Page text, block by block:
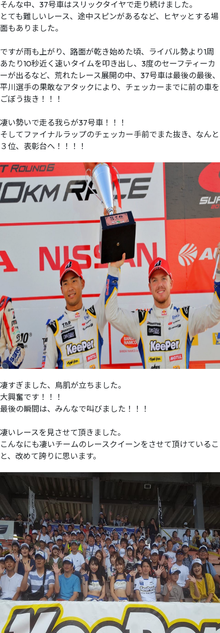
そんな中、37号車はスリックタイヤで走り続けました。
とても難しいレース、途中スピンがあるなど、ヒヤッとする場
面もありました。
ですが雨も上がり、路面が乾き始めた頃、ライバル勢より1周
あたり10秒近く速いタイムを叩き出し、3度のセーフティーカ
ーが出るなど、荒れたレース展開の中、37号車は最後の最後、
平川選手の果敢なアタックにより、チェッカーまでに前の車を
ごぼう抜き！！！
凄い勢いで走る我らが37号車！！！
そしてファイナルラップのチェッカー手前でまた抜き、なんと
３位、表彰台へ！！！！
凄すぎました、鳥肌が立ちました。
大興奮です！！！
最後の瞬間は、みんなで叫びました！！！
凄いレースを見させて頂きました。
こんなにも凄いチームのレースクイーンをさせて頂けているこ
と、改めて誇りに思います。